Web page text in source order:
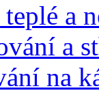
a
a
na